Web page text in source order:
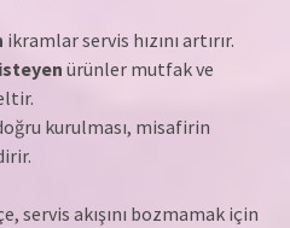
ikramlar servis hızını artırır.
ürünler mutfak ve
kurulması, misafirin
servis akışını bozmamak için